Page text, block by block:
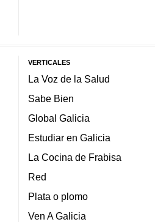
VERTICALES
La Voz de la Salud
Sabe Bien
Global Galicia
Estudiar en Galicia
La Cocina de Frabisa
Red
Plata o plomo
Ven A Galicia